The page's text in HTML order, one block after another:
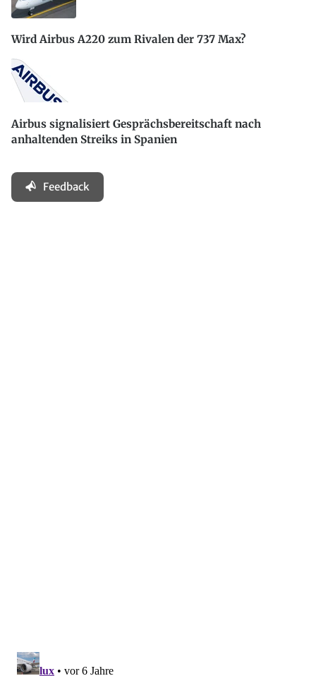
Wird Airbus A220 zum Rivalen der 737 Max?
Airbus signalisiert Gesprächsbereitschaft nach
anhaltenden Streiks in Spanien
Feedback